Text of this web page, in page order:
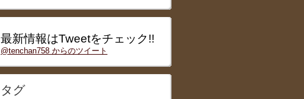
最新情報はTweetをチェック!!
@tenchan758 からのツイート
タグ